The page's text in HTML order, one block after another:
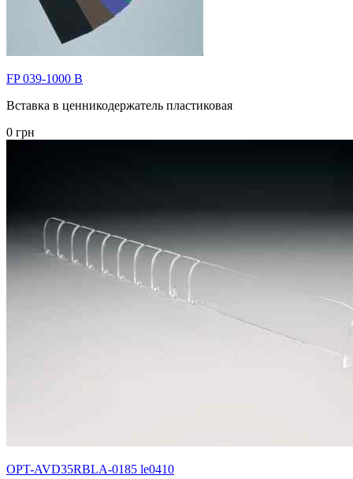
FP 039-1000 B
Вставка в ценникодержатель пластиковая
0 грн
OPT-AVD35RBLA-0185 le0410